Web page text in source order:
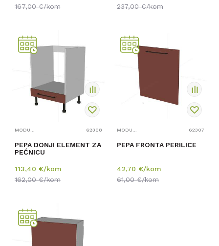
167,00€/kom
237,00€/kom
62308
PEPA DONJI ELEMENT ZA
PEĆNICU
113,40 €/kom
162,00€/kom
62307
PEPA FRONTA PERILICE
42,70 €/kom
61,00€/kom